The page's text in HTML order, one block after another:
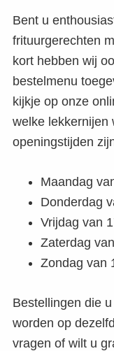
Bent u
frituurgerechten
kort hebben wij
bestelmenu
kijkje op onze
welke lekkernijen
openingstijden
Maandag
Donderdag
Vrijdag van
Zaterdag
Zondag van
Bestellingen die
worden op
vragen of wilt u